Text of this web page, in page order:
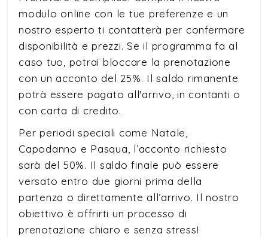
modulo online con le tue preferenze e un
nostro esperto ti contatterà per confermare
disponibilità e prezzi. Se il programma fa al
caso tuo, potrai bloccare la prenotazione
con un acconto del 25%. Il saldo rimanente
potrà essere pagato all'arrivo, in contanti o
con carta di credito.
Per periodi speciali come Natale,
Capodanno e Pasqua, l’acconto richiesto
sarà del 50%. Il saldo finale può essere
versato entro due giorni prima della
partenza o direttamente all’arrivo. Il nostro
obiettivo è offrirti un processo di
prenotazione chiaro e senza stress!